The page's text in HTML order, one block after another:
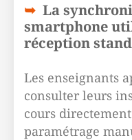
La
smartphone
réception
Les enseignants
consulter leurs
cours
paramétrage